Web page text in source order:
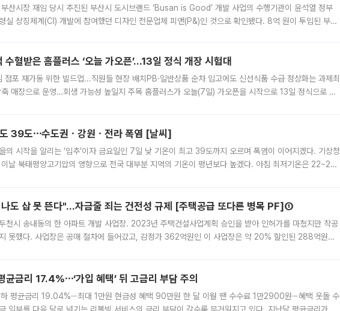
산시장 재임 당시 추진된 부산시 도시브랜드 ‘Busan is Good’ 개발 사업의 수행기관이 윤석열 정부
실 상징체계(CI) 개발에 참여했던 디자인 전문업체 피앤(P&)인 것으로 확인됐다. 8억 원이 투입된 부산
혈받은 홈플러스 ‘오늘 가오픈’...13일 정식 개장 시험대
점포 재가동 위한 빌드업...직원들 현장 배치PB·일반상품 순차 입고에도 신선식품 수급 정상화는 과제최
축 매장으로 운영…회생 가능성 높일지 주목 홈플러스가 오늘(7일) 가오픈을 시작으로 13일 정식으로 재
39도⋯수도권ㆍ강원ㆍ전라 폭염 [날씨]
의 시작을 알리는 ‘입추’이자 금요일인 7일 낮 기온이 최고 39도까지 오르며 폭염이 이어지겠다. 기상청
날 북태평양고기압의 영향으로 전국 대부분 지역의 기온이 평년보다 높겠다. 아침 최저기온은 22~27
도 삽 못 뜬다"…자금줄 죄는 건전성 규제 [주택공급 또다른 병목 PF]①
천시 송내동의 한 아파트 개발 사업장. 2023년 주택건설사업계획 승인을 받아 인허가를 마쳤지만 착공
못했다. 사업장은 공매 절차에 들어갔고, 감정가 362억원인 이 사업장은 약 20% 할인된 288억원에
균금리 17.4%⋯‘가입 혜택’ 뒤 고금리 부담 주의
평균금리 19.04%⋯최대 1만원 현금성 혜택 90만원 한 달 이월 땐 수수료 1만2900원⋯혜택 웃돌 수